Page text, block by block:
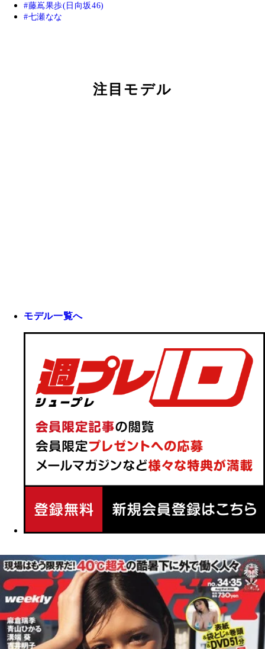
藤嶌果歩(日向坂46)
七瀬なな
注目モデル
モデル一覧へ